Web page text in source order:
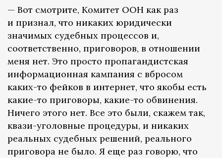
— Вот смотрите, Комитет ООН как раз
и признал, что никаких юридически
значимых судебных процессов и,
соответственно, приговоров, в отношении
меня нет. Это просто пропагандистская
информационная кампания с вбросом
каких-то фейков в интернет, что якобы есть
какие-то приговоры, какие-то обвинения.
Ничего этого нет. Все это были, скажем так,
квази-уголовные процедуры, и никаких
реальных судебных решений, реального
приговора не было. Я еще раз говорю, что